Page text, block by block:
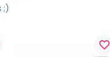
;)
favorite_border